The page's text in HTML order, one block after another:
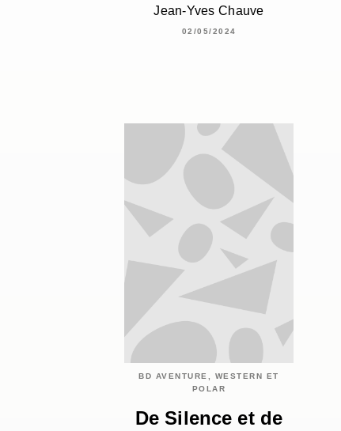
Jean-Yves Chauve
02/05/2024
BD AVENTURE, WESTERN ET
POLAR
De Silence et de